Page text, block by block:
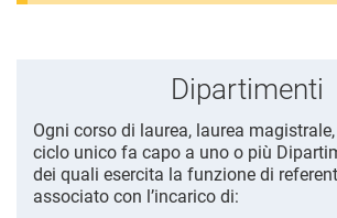
Dipartimenti
Ogni corso di laurea, laurea
ciclo unico fa capo a uno o più
dei quali esercita la funzione di
associato con l’incarico di: